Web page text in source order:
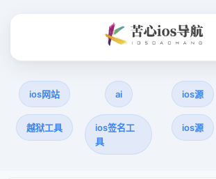
ios网站 ai ios源
越狱工具
ios签名工
具
ios源